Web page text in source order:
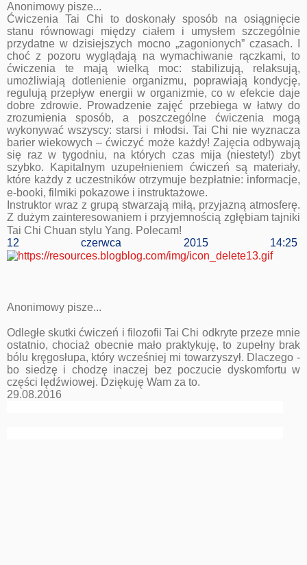
Anonimowy pisze...
Ćwiczenia Tai Chi to doskonały sposób na osiągnięcie
stanu równowagi między ciałem i umysłem szczególnie
przydatne w dzisiejszych mocno „zagonionych” czasach. I
choć z pozoru wyglądają na wymachiwanie rączkami, to
ćwiczenia te mają wielką moc: stabilizują, relaksują,
umożliwiają dotlenienie organizmu, poprawiają kondycję,
regulują przepływ energii w organizmie, co w efekcie daje
dobre zdrowie. Prowadzenie zajęć przebiega w łatwy do
zrozumienia sposób, a poszczególne ćwiczenia mogą
wykonywać wszyscy: starsi i młodsi. Tai Chi nie wyznacza
barier wiekowych – ćwiczyć może każdy! Zajęcia odbywają
się raz w tygodniu, na których czas mija (niestety!) zbyt
szybko. Kapitalnym uzupełnieniem ćwiczeń są materiały,
które każdy z uczestników otrzymuje bezpłatnie: informacje,
e-booki, filmiki pokazowe i instruktażowe.
Instruktor wraz z grupą stwarzają miłą, przyjazną atmosferę.
Z dużym zainteresowaniem i przyjemnością zgłębiam tajniki
Tai Chi Chuan stylu Yang. Polecam!
12 czerwca 2015 14:25
Anonimowy pisze...
Odległe skutki ćwiczeń i filozofii Tai Chi odkryte przeze mnie
ostatnio, chociaż obecnie mało praktykuję, to zupełny brak
bólu kręgosłupa, który wcześniej mi towarzyszył. Dlaczego -
bo siedzę i chodzę inaczej bez poczucie dyskomfortu w
części lędźwiowej. Dziękuję Wam za to.
29.08.2016